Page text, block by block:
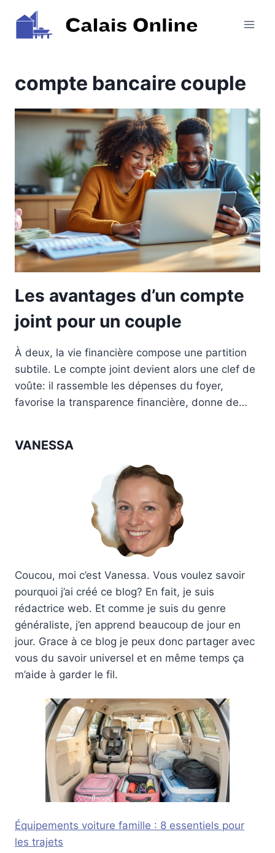
contenu
compte bancaire couple
Les avantages d’un compte
joint pour un couple
À deux, la vie financière compose une partition
subtile. Le compte joint devient alors une clef de
voûte: il rassemble les dépenses du foyer,
favorise la transparence financière, donne de…
VANESSA
Coucou, moi c’est Vanessa. Vous voulez savoir
pourquoi j’ai créé ce blog? En fait, je suis
rédactrice web. Et comme je suis du genre
généraliste, j’en apprend beaucoup de jour en
jour. Grace à ce blog je peux donc partager avec
vous du savoir universel et en même temps ça
m’aide à garder le fil.
Équipements voiture famille : 8 essentiels pour
les trajets